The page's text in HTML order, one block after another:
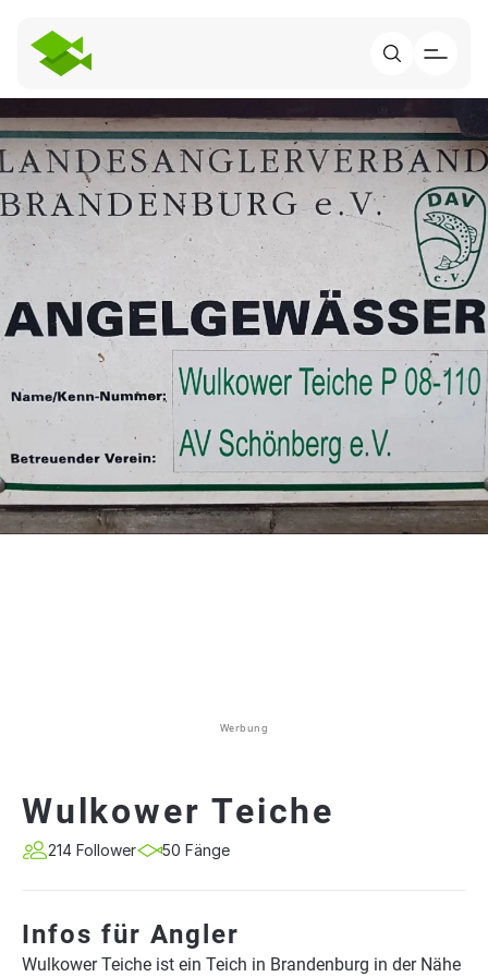
Werbung
Wulkower Teiche
214 Follower 50 Fänge
Infos für Angler
Wulkower Teiche ist ein Teich in Brandenburg in der Nähe